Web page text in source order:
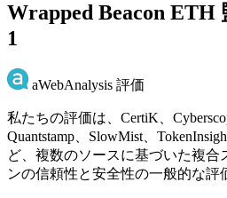
Wrapped Beacon ETH
1
aWebAnalysis 評価
私たちの評価は、CertiK、
Quantstamp、SlowMist、
ど、複数のソースに基づいた複合
ンの信頼性と安全性の一般的な評